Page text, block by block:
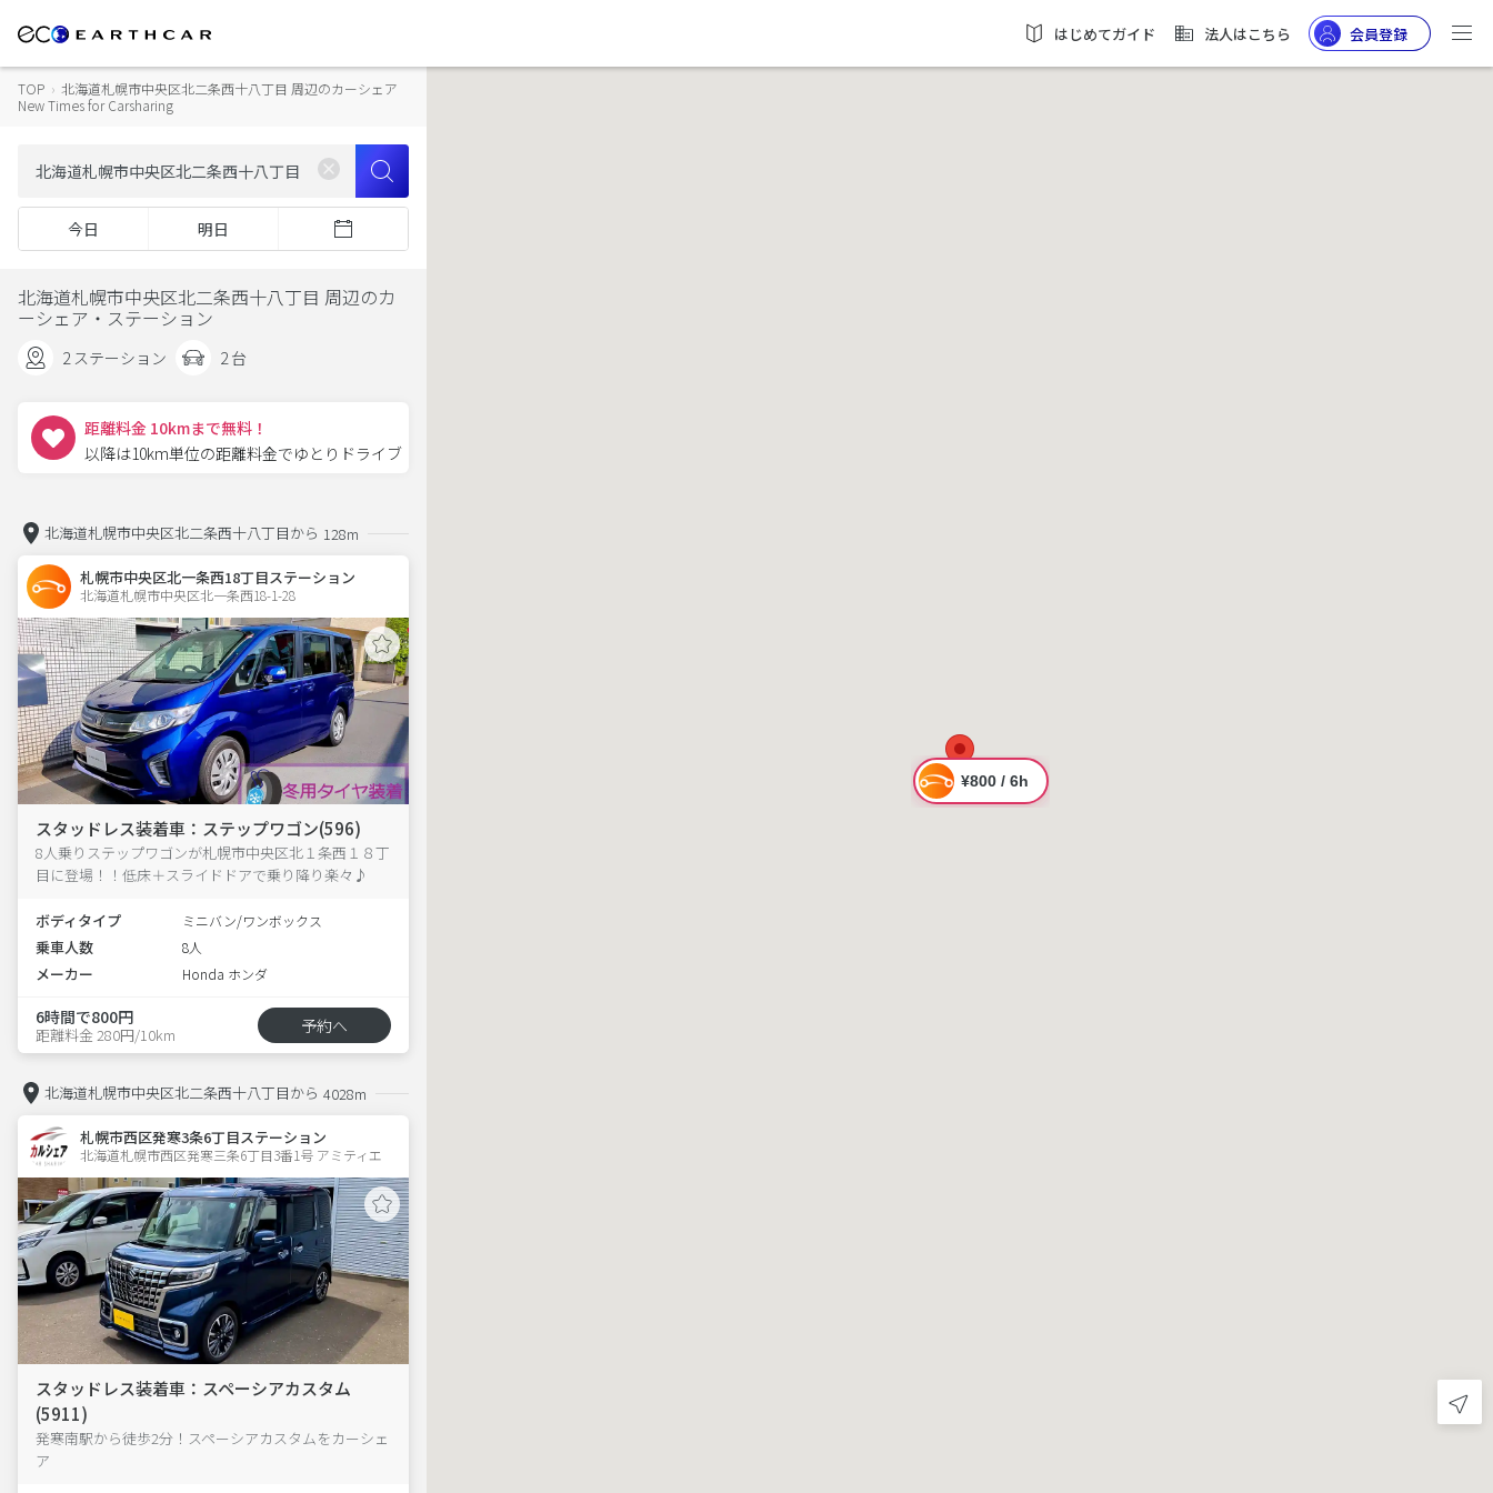
はじめてガイド 法人はこちら 会員登録
TOP › 北海道札幌市中央区北二条西十八丁目 周辺のカーシェア
New Times for Carsharing
今日 明日
北海道札幌市中央区北二条西十八丁目 周辺のカ
ーシェア・ステーション
2 ステーション 2 台
距離料金 10kmまで無料！
以降は10km単位の距離料金でゆとりドライブ
北海道札幌市中央区北二条西十八丁目から 128m
札幌市中央区北一条西18丁目ステーション
北海道札幌市中央区北一条西18-1-28
スタッドレス装着車：ステップワゴン(596)
8人乗りステップワゴンが札幌市中央区北１条西１８丁
目に登場！！低床＋スライドドアで乗り降り楽々♪
ボディタイプ ミニバン/ワンボックス
乗車人数 8人
メーカー Honda ホンダ
6時間で800円
距離料金 280円/10km 予約へ
北海道札幌市中央区北二条西十八丁目から 4028m
札幌市西区発寒3条6丁目ステーション
北海道札幌市西区発寒三条6丁目3番1号 アミティエ
スタッドレス装着車：スペーシアカスタム
(5911)
発寒南駅から徒歩2分！スペーシアカスタムをカーシェ
ア